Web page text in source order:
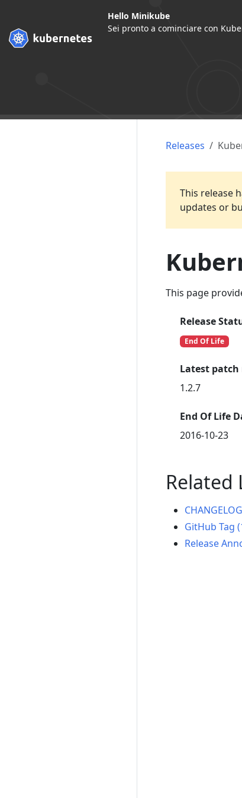
Hello Minikube
Sei pronto a cominciare con
Releases
This release
updates or
This page
Release
End Of Life
Latest patch
1.2.7
End Of Life
2016-10-23
Related
CHANGELOG
GitHub Tag
Release